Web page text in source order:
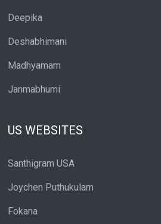
Deepika
Deshabhimani
Madhyamam
Janmabhumi
US WEBSITES
Santhigram USA
Joychen Puthukulam
Fokana